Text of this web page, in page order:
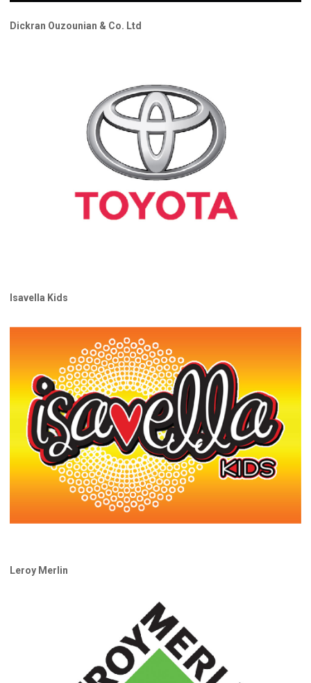
Dickran Ouzounian & Co. Ltd
Isavella Kids
Leroy Merlin